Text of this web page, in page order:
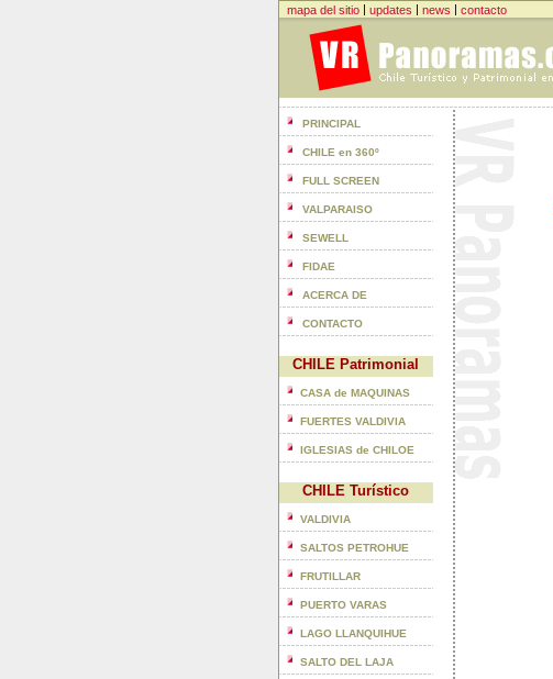
mapa del sitio| updates | news | contacto
PRINCIPAL
CHILE en 360º
FULL SCREEN
VALPARAISO
SEWELL
FIDAE
ACERCA DE
CONTACTO
CHILE Patrimonial
CASA de MAQUINAS
FUERTES VALDIVIA
IGLESIAS de CHILOE
CHILE Turístico
VALDIVIA
SALTOS PETROHUE
FRUTILLAR
PUERTO VARAS
LAGO LLANQUIHUE
SALTO DEL LAJA